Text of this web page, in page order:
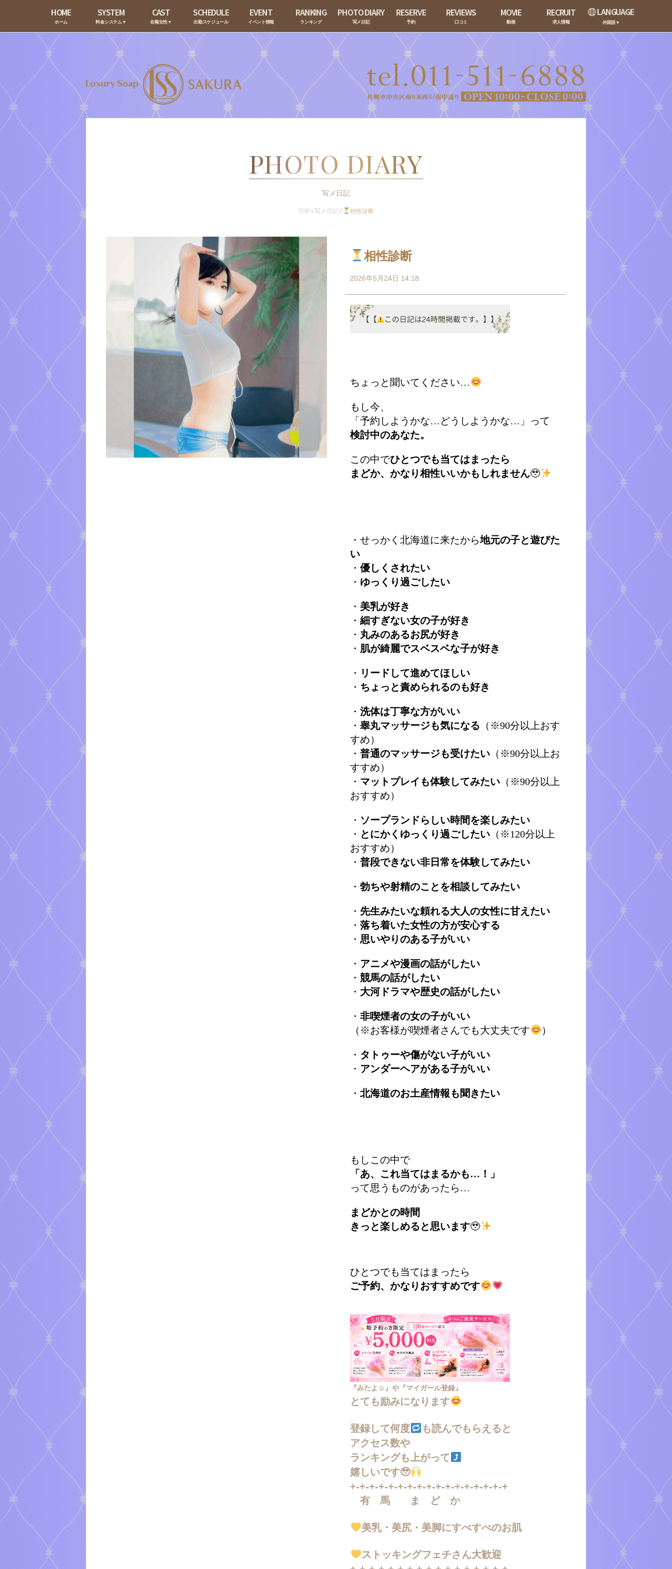
HOME
ホーム
SYSTEM
料金システム▼
CAST
在籍女性▼
SCHEDULE
出勤スケジュール
EVENT
イベント情報
RANKING
ランキング
PHOTO DIARY
写メ日記
RESERVE
予約
REVIEWS
口コミ
MOVIE
動画
RECRUIT
求人情報
LANGUAGE
外国語▼
PHOTO DIARY
写メ日記
TOP /写メ日記 / 相性診断
相性診断
2026年5月24日 14:18
ちょっと聞いてください…
もし今、
「予約しようかな…どうしようかな…」って
検討中のあなた。
この中でひとつでも当てはまったら
まどか、かなり相性いいかもしれません🥹
・せっかく北海道に来たから地元の子と遊びた
い
・優しくされたい
・ ゆっくり過ごしたい
・ 美乳が好き
・細すぎない女の子が好き
・ 丸みのあるお尻が好き
・ 肌が綺麗でスベスベな子が好き
・ リードして進めてほしい
・ ちょっと責められるのも好き
・洗体は丁寧な方がいい
・睾丸マッサージも気になる （※90分以上おす
すめ）
・普通のマッサージも受けたい （※90分以上お
すすめ）
・ マットプレイも体験してみたい （※90分以上
おすすめ）
・ ソープランドらしい時間を楽しみたい
・ とにかくゆっくり過ごしたい （※120分以上
おすすめ）
・普段できない非日常を体験してみたい
・勃ちや射精のことを相談してみたい
・ 先生みたいな頼れる大人の女性に甘えたい
・落ち着いた女性の方が安心する
・思いやりのある子がいい
・ アニメや漫画の話がしたい
・競馬の話がしたい
・ 大河ドラマや歴史の話がしたい
・非喫煙者の女の子がいい
（※お客様が喫煙者さんでも大丈夫です
）
・ タトゥーや傷がない子がいい
・ アンダーヘアがある子がいい
・北海道のお土産情報も聞きたい
もしこの中で
「あ、これ当てはまるかも…！」
って思うものがあったら…
まどかとの時間
きっと楽しめると思います🥹
ひとつでも当てはまったら
ご予約、かなりおすすめです
『みたよ☺︎』や『マイガール登録』
とても励みになります
登録して何度
も読んでもらえると
アクセス数や
ランキングも上がって
嬉しいです🥹
+-+-+-+-+-+-+-+-+-+-+-+-+-+-+-+-+
有 馬 ま ど か
美乳・美尻・美脚にすべすべのお肌
ストッキングフェチさん大歓迎